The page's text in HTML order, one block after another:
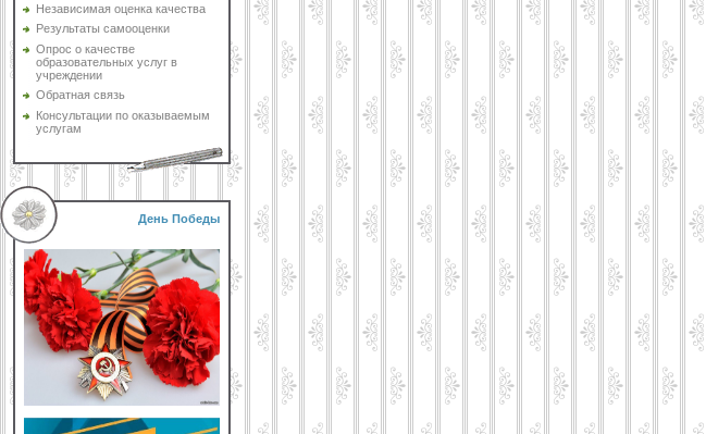
Независимая оценка качества
Результаты самооценки
Опрос о качестве
образовательных услуг в
учреждении
Обратная связь
Консультации по оказываемым
услугам
День Победы